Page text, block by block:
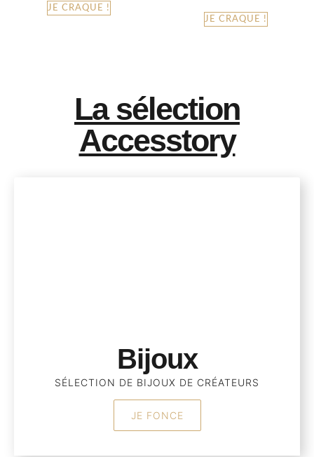
JE CRAQUE !
JE CRAQUE !
La sélection
Accesstory
Bijoux
SÉLECTION DE BIJOUX DE CRÉATEURS
JE FONCE